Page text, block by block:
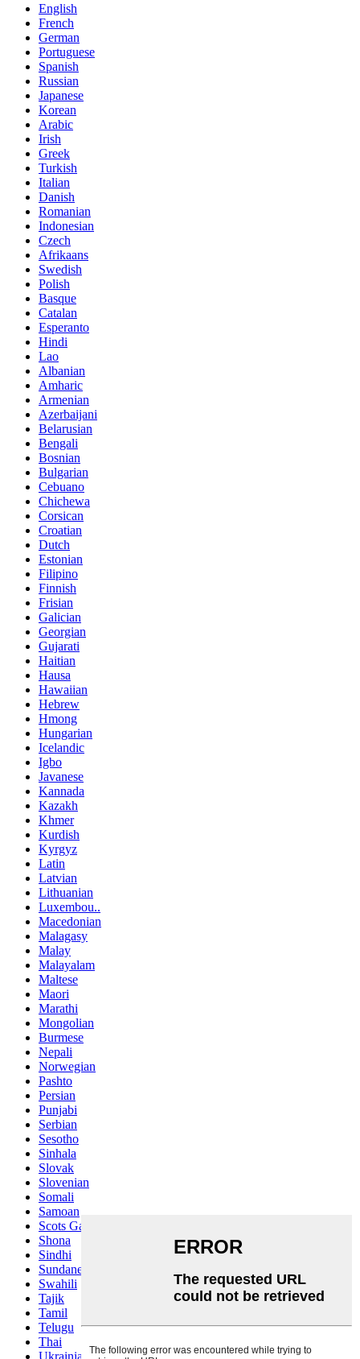
English
French
German
Portuguese
Spanish
Russian
Japanese
Korean
Arabic
Irish
Greek
Turkish
Italian
Danish
Romanian
Indonesian
Czech
Afrikaans
Swedish
Polish
Basque
Catalan
Esperanto
Hindi
Lao
Albanian
Amharic
Armenian
Azerbaijani
Belarusian
Bengali
Bosnian
Bulgarian
Cebuano
Chichewa
Corsican
Croatian
Dutch
Estonian
Filipino
Finnish
Frisian
Galician
Georgian
Gujarati
Haitian
Hausa
Hawaiian
Hebrew
Hmong
Hungarian
Icelandic
Igbo
Javanese
Kannada
Kazakh
Khmer
Kurdish
Kyrgyz
Latin
Latvian
Lithuanian
Luxembou..
Macedonian
Malagasy
Malay
Malayalam
Maltese
Maori
Marathi
Mongolian
Burmese
Nepali
Norwegian
Pashto
Persian
Punjabi
Serbian
Sesotho
Sinhala
Slovak
Slovenian
Somali
Samoan
Scots Gaelic
Shona
Sindhi
Sundanese
Swahili
Tajik
Tamil
Telugu
Thai
Ukrainian